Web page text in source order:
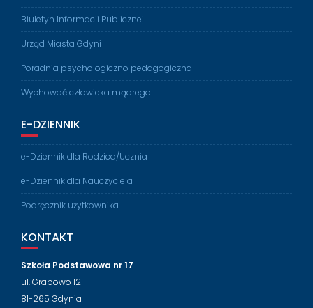
Biuletyn Informacji Publicznej
Urząd Miasta Gdyni
Poradnia psychologiczno pedagogiczna
Wychować człowieka mądrego
E-DZIENNIK
e-Dziennik dla Rodzica/Ucznia
e-Dziennik dla Nauczyciela
Podręcznik użytkownika
KONTAKT
Szkoła Podstawowa nr 17
ul. Grabowo 12
81-265 Gdynia